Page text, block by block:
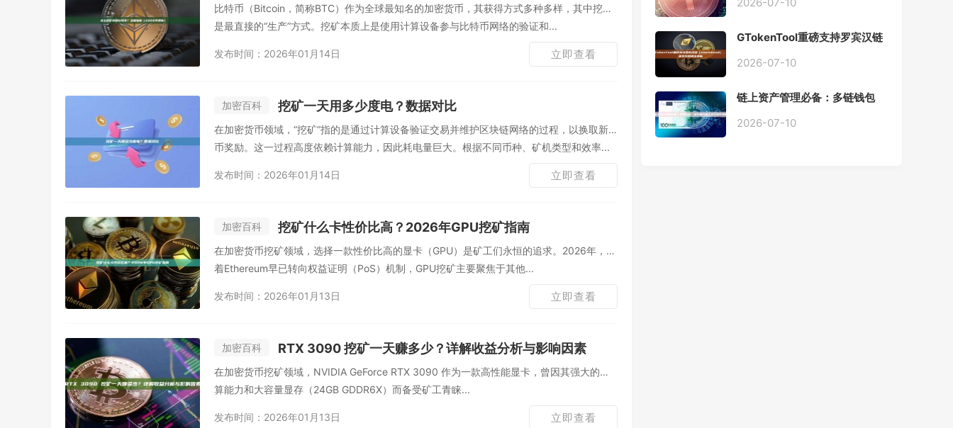
比特币（Bitcoin，简称BTC）作为全球最知名的加密货币，其获得方式多种多样，其中挖矿
是最直接的“生产”方式。挖矿本质上是使用计算设备参与比特币网络的验证和...
发布时间：2026年01月14日 立即查看
加密百科 挖矿一天用多少度电？数据对比
在加密货币领域，“挖矿”指的是通过计算设备验证交易并维护区块链网络的过程，以换取新
币奖励。这一过程高度依赖计算能力，因此耗电量巨大。根据不同币种、矿机类型和效率...
发布时间：2026年01月14日 立即查看
加密百科 挖矿什么卡性价比高？2026年GPU挖矿指南
在加密货币挖矿领域，选择一款性价比高的显卡（GPU）是矿工们永恒的追求。2026年，随
着Ethereum早已转向权益证明（PoS）机制，GPU挖矿主要聚焦于其他...
发布时间：2026年01月13日 立即查看
加密百科 RTX 3090 挖矿一天赚多少？详解收益分析与影响因素
在加密货币挖矿领域，NVIDIA GeForce RTX 3090 作为一款高性能显卡，曾因其强大的计
算能力和大容量显存（24GB GDDR6X）而备受矿工青睐...
发布时间：2026年01月13日 立即查看
GTokenTool重磅支持罗宾汉链
程全解析
2026-07-10
链上资产管理必备：多链钱包
2026-07-10